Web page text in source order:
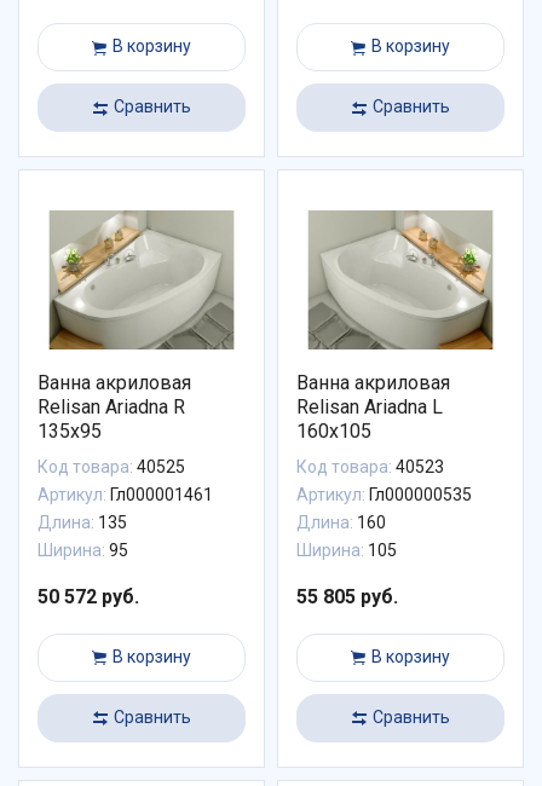
В корзину
Сравнить
В корзину
Сравнить
Ванна акриловая
Relisan Ariadna R
135x95
Код товара: 40525
Артикул: Гл000001461
Длина: 135
Ширина: 95
50 572 руб.
В корзину
Сравнить
Ванна акриловая
Relisan Ariadna L
160x105
Код товара: 40523
Артикул: Гл000000535
Длина: 160
Ширина: 105
55 805 руб.
В корзину
Сравнить